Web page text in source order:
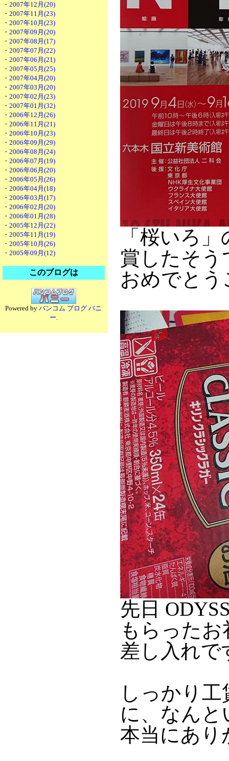
・2007年12月(20)
・2007年11月(23)
・2007年10月(23)
・2007年09月(20)
・2007年08月(17)
・2007年07月(22)
・2007年06月(21)
・2007年05月(25)
・2007年04月(20)
・2007年03月(20)
・2007年02月(23)
・2007年01月(32)
・2006年12月(26)
・2006年11月(21)
・2006年10月(23)
・2006年09月(29)
・2006年08月(24)
・2006年07月(19)
・2006年06月(20)
・2006年05月(26)
・2006年04月(18)
・2006年03月(17)
・2006年02月(20)
・2006年01月(28)
・2005年12月(22)
・2005年11月(19)
・2005年10月(26)
・2005年09月(12)
このブログは
Powered byバンコム ブログ バニ
ー.
「桜いろ
賞したそう
おめでと
先日
もらった
差し入れで
しっかり
に、なんと
本当にあり